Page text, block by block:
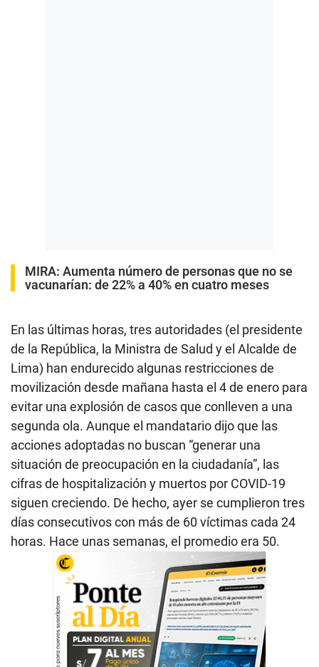
MIRA: Aumenta número de personas que no se
vacunarían: de 22% a 40% en cuatro meses
En las últimas horas, tres autoridades (el presidente
de la República, la Ministra de Salud y el Alcalde de
Lima) han endurecido algunas restricciones de
movilización desde mañana hasta el 4 de enero para
evitar una explosión de casos que conlleven a una
segunda ola. Aunque el mandatario dijo que las
acciones adoptadas no buscan “generar una
situación de preocupación en la ciudadanía”, las
cifras de hospitalización y muertos por COVID-19
siguen creciendo. De hecho, ayer se cumplieron tres
días consecutivos con más de 60 víctimas cada 24
horas. Hace unas semanas, el promedio era 50.